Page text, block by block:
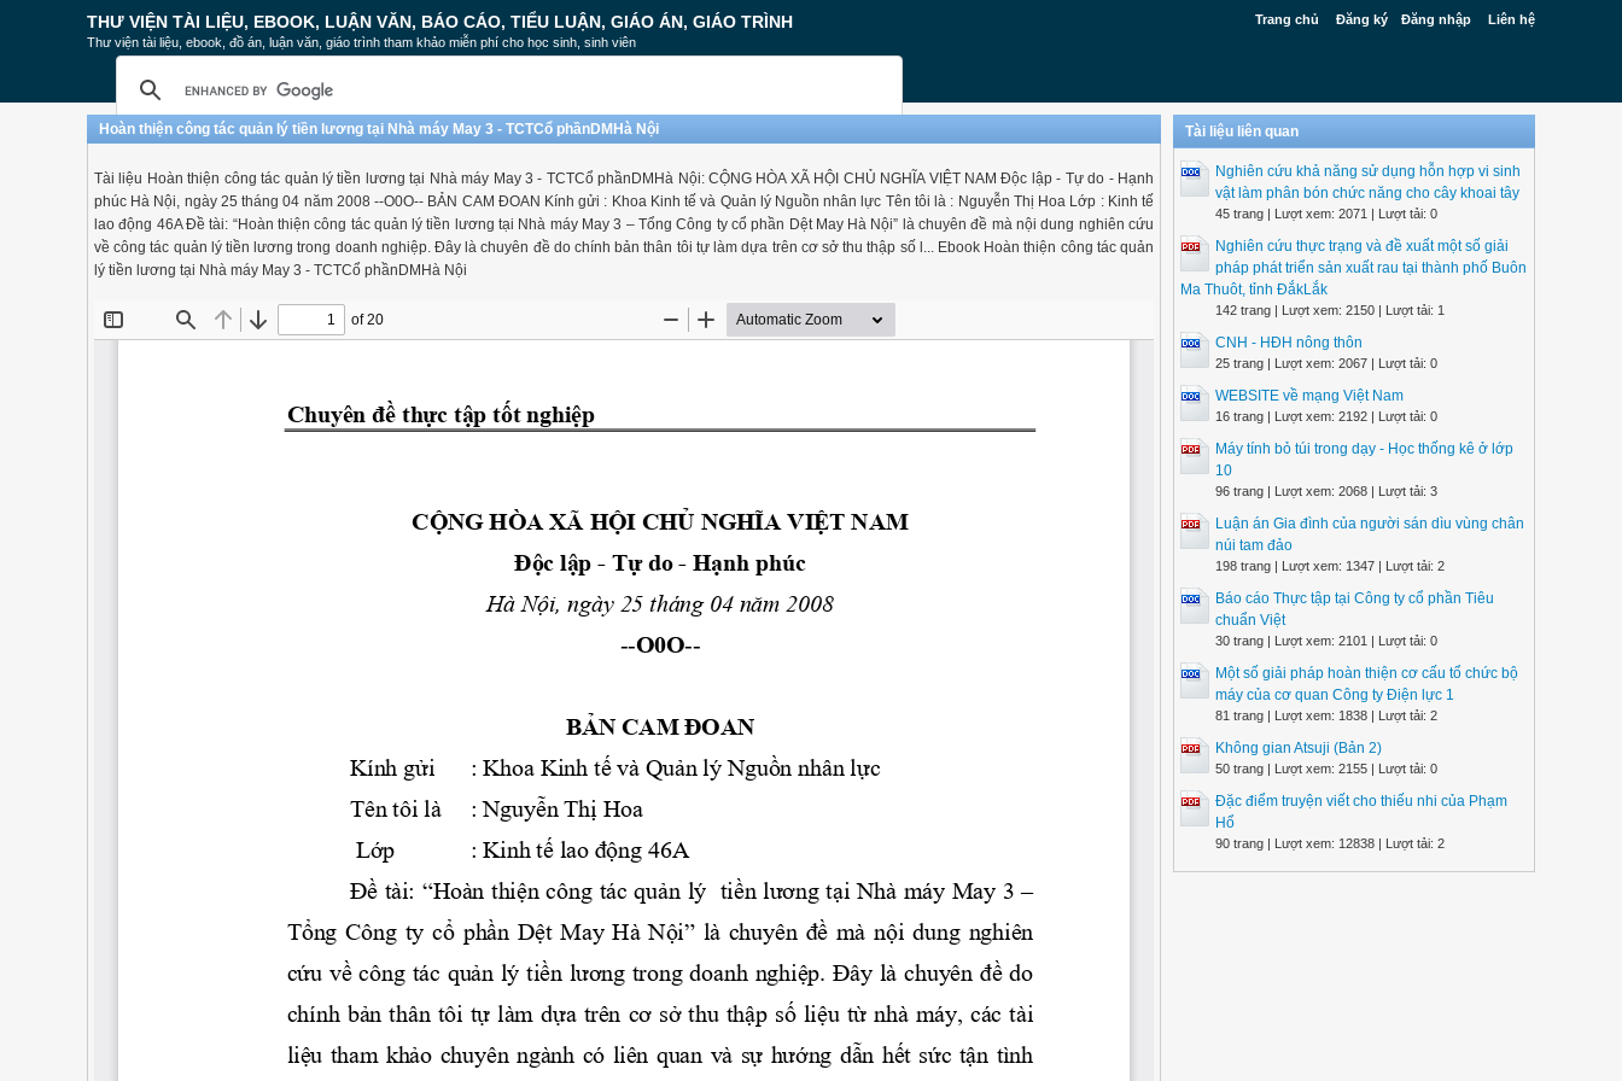
Trang chủ Đăng ký Đăng nhập Liên hệ
THƯ VIỆN TÀI LIỆU, EBOOK, LUẬN VĂN, BÁO CÁO, TIỂU LUẬN, GIÁO ÁN, GIÁO TRÌNH
Thư viện tài liệu, ebook, đồ án, luận văn, giáo trình tham khảo miễn phí cho học sinh, sinh viên
Hoàn thiện công tác quản lý tiền lương tại Nhà máy May 3 - TCTCổ phầnDMHà Nội
Tài liệu Hoàn thiện công tác quản lý tiền lương tại Nhà máy May 3 - TCTCổ phầnDMHà Nội: CỘNG HÒA XÃ HỘI CHỦ NGHĨA VIỆT NAM Độc lập - Tự do - Hạnh
phúc Hà Nội, ngày 25 tháng 04 năm 2008 --O0O-- BẢN CAM ĐOAN Kính gửi : Khoa Kinh tế và Quản lý Nguồn nhân lực Tên tôi là : Nguyễn Thị Hoa Lớp : Kinh tế
lao động 46A Đề tài: “Hoàn thiện công tác quản lý tiền lương tại Nhà máy May 3 – Tổng Công ty cổ phần Dệt May Hà Nội” là chuyên đề mà nội dung nghiên cứu
về công tác quản lý tiền lương trong doanh nghiệp. Đây là chuyên đề do chính bản thân tôi tự làm dựa trên cơ sở thu thập số l... Ebook Hoàn thiện công tác quản
lý tiền lương tại Nhà máy May 3 - TCTCổ phầnDMHà Nội
Tài liệu liên quan
Nghiên cứu khả năng sử dụng hỗn hợp vi sinh
vật làm phân bón chức năng cho cây khoai tây
45 trang | Lượt xem: 2071 | Lượt tải: 0
Nghiên cứu thực trạng và đề xuất một số giải
pháp phát triển sản xuất rau tại thành phố Buôn
Ma Thuôt, tỉnh ĐắkLắk
142 trang | Lượt xem: 2150 | Lượt tải: 1
CNH - HĐH nông thôn
25 trang | Lượt xem: 2067 | Lượt tải: 0
WEBSITE về mạng Việt Nam
16 trang | Lượt xem: 2192 | Lượt tải: 0
Máy tính bỏ túi trong dạy - Học thống kê ở lớp
10
96 trang | Lượt xem: 2068 | Lượt tải: 3
Luận án Gia đình của người sán dìu vùng chân
núi tam đảo
198 trang | Lượt xem: 1347 | Lượt tải: 2
Báo cáo Thực tập tại Công ty cổ phần Tiêu
chuẩn Việt
30 trang | Lượt xem: 2101 | Lượt tải: 0
Một số giải pháp hoàn thiện cơ cấu tổ chức bộ
máy của cơ quan Công ty Điện lực 1
81 trang | Lượt xem: 1838 | Lượt tải: 2
Không gian Atsuji (Bản 2)
50 trang | Lượt xem: 2155 | Lượt tải: 0
Đặc điểm truyện viết cho thiếu nhi của Phạm
Hổ
90 trang | Lượt xem: 12838 | Lượt tải: 2